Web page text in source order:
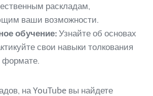
раскладам,
ваши возможности.
обучение: Узнайте об основах
свои навыки толкования
формате.
на YouTube вы найдете